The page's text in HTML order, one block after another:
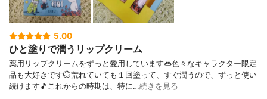
5.00
ひと塗りで潤うリップクリーム
薬用リップクリームをずっと愛用しています👄色々なキャラクター限定
品も大好きです💮荒れていても１回塗って、すぐ潤うので、ずっと使い
続けます🎵これからの時期は、特に…続きを見る